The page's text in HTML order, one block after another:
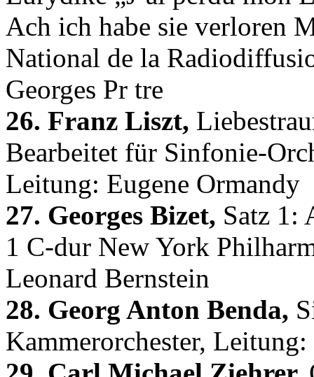
Ach ich habe sie verloren
National de la
Georges Pr tre
26. Franz Liszt,
Bearbeitet für Sinfonie-
Leitung: Eugene Ormandy
27. Georges Bizet, Satz 1:
1 C-dur New York
Leonard Bernstein
28. Georg Anton Benda,
Kammerorchester,